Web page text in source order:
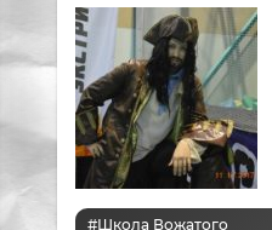
#Школа Вожатого